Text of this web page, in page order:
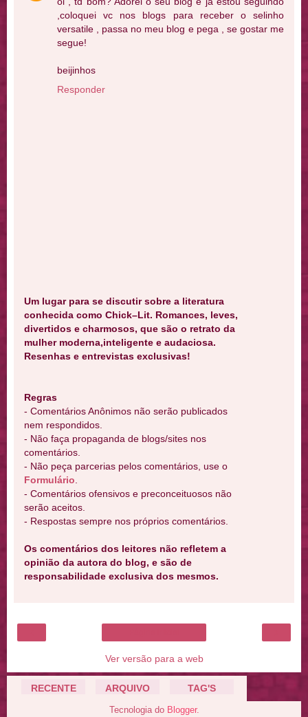
,coloquei vc nos blogs para receber o selinho
versatile , passa no meu blog e pega , se gostar me
segue!
beijinhos
Responder
Um lugar para se discutir sobre a literatura
conhecida como Chick–Lit. Romances, leves,
divertidos e charmosos, que são o retrato da
mulher moderna,inteligente e audaciosa.
Resenhas e entrevistas exclusivas!
Regras
- Comentários Anônimos não serão publicados
nem respondidos.
- Não faça propaganda de blogs/sites nos
comentários.
- Não peça parcerias pelos comentários, use o
Formulário
- Comentários ofensivos e preconceituosos não
serão aceitos.
- Respostas sempre nos próprios comentários.
Os comentários dos leitores não refletem a
opinião da autora do blog, e são de
responsabilidade exclusiva dos mesmos.
Ver versão para a web
RECENTE ARQUIVO TAG'S
Tecnologia do Blogger.